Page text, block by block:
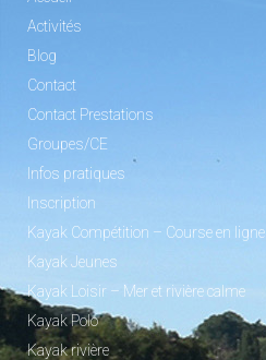
Activités
Blog
Contact
Contact Prestations
Groupes/CE
Infos pratiques
Inscription
Kayak Compétition – Course en ligne
Kayak Jeunes
Kayak Loisir – Mer et rivière calme
Kayak Polo
Kayak rivière